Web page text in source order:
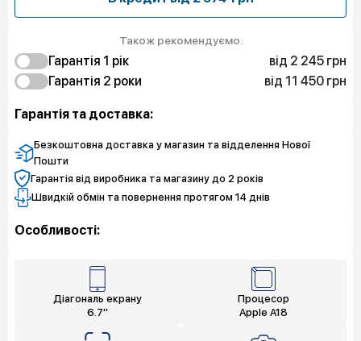
Також рекомендуємо:
Гарантія 1 рiк
від 2 245 грн
Захист від браку
2 245 грн
Чистий спокій
Гарантія 2 роки
від 11 450 грн
Захист екрану
Захист від браку
3 817 грн
Гарантія та доставка:
Безкоштовна доставка у магазин та відделення Нової
Пошти
Гарантія від виробника та магазину до 2 років
Швидкій обмін та повернення протягом 14 днів
Особливості:
Діагональ екрану
6.7"
Процесор
Apple A18